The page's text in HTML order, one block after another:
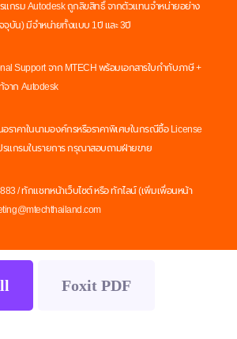
รแกรม Autodesk ถูกลิขสิทธิ์ จากตัวแทนจำหน่ายอย่าง
จุบัน) มีจำหน่ายทั้งแบบ 1ปี และ 3ปี
Support จาก MTECH พร้อมเอกสารใบกำกับภาษี +
จาก Autodesk
อราคาในนามองค์กรหรือราคาพิเศษในกรณีซื้อ License
แกรมในรายการ กรุณาสอบถามฝ่ายขาย
/ ทักแชทหน้าเว็บไซต์ หรือ ทักไลน์ (เพิ่มเพื่อนหน้า
Foxit PDF